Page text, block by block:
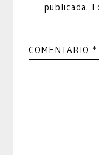
publicada.
COMENTARIO *